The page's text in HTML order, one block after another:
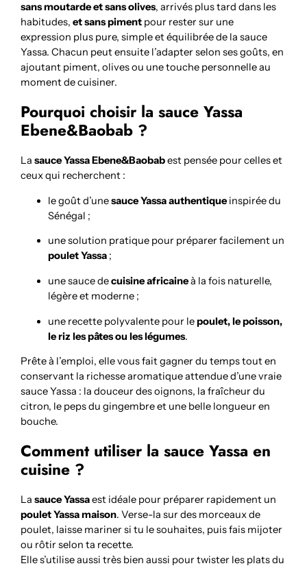
sans moutarde et sans olives, arrivés plus tard dans les
habitudes,et sans piment pour rester sur une
expression plus pure, simple et équilibrée de la sauce
Yassa. Chacun peut ensuite l’adapter selon ses goûts, en
ajoutant piment, olives ou une touche personnelle au
moment de cuisiner.
Pourquoi choisir la sauce Yassa
Ebene&Baobab ?
Lasauce Yassa Ebene&Baobabest pensée pour celles et
ceux qui recherchent :
le goût d’unesauce Yassa authentiqueinspirée du
Sénégal ;
une solution pratique pour préparer facilement un
poulet Yassa ;
une sauce decuisine africaineà la fois naturelle,
légère et moderne ;
une recette polyvalente pour lepoulet, le poisson,
le riz les pâtes ou les légumes.
Prête à l’emploi, elle vous fait gagner du temps tout en
conservant la richesse aromatique attendue d’une vraie
sauce Yassa : la douceur des oignons, la fraîcheur du
citron, le peps du gingembre et une belle longueur en
bouche.
Comment utiliser la sauce Yassa en
cuisine ?
Lasauce Yassaest idéale pour préparer rapidement un
poulet Yassa maison. Verse-la sur des morceaux de
poulet, laisse mariner si tu le souhaites, puis fais mijoter
ou rôtir selon ta recette.
Elle s’utilise aussi très bien aussi pour twister les plats du